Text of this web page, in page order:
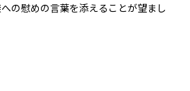
の慰めの言葉を添えることが望まし